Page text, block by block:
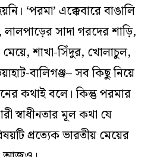
‘পরমা’ এক্কেবারে বাঙালি
সাদা গরদের শাড়ি,
শাখা-সিঁদুর, খোলাচুল,
বালিগঞ্জ– সব কিছু নিয়ে
কথাই বলে। কিন্তু পরমার
স্বাধীনতার মূল কথা যে
প্রত্যেক ভারতীয় মেয়ের